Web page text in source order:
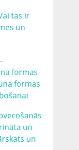
tas ir
un
formas
formas
un
un